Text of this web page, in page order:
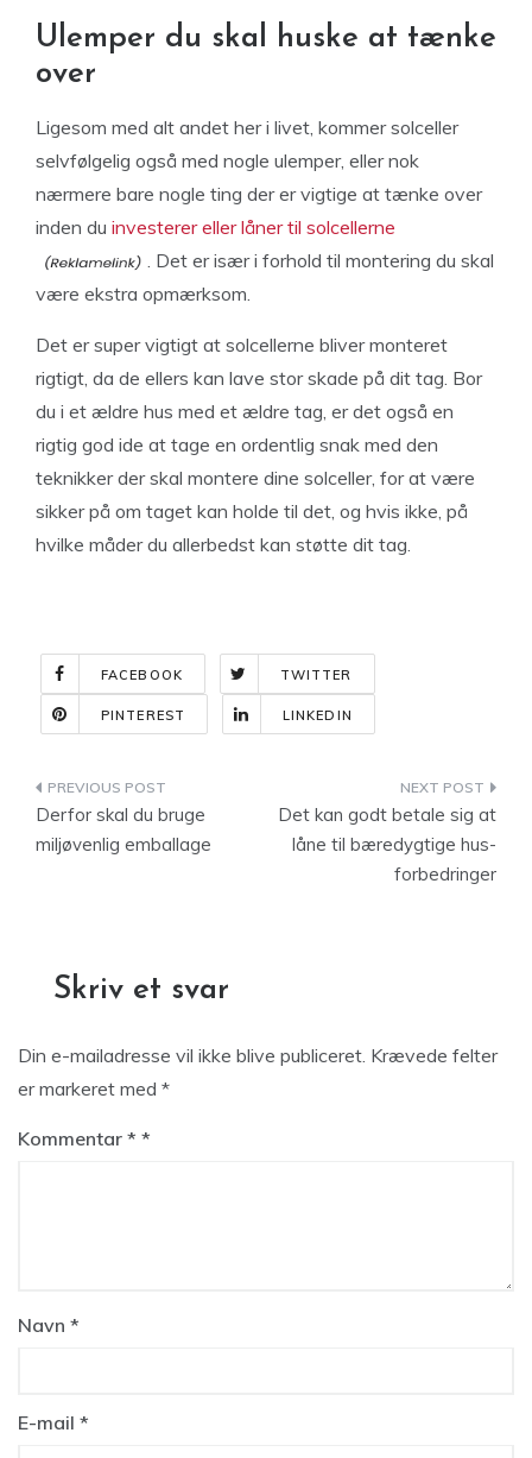
Ulemper du skal huske at tænke
over
Ligesom med alt andet her i livet, kommer solceller
selvfølgelig også med nogle ulemper, eller nok
nærmere bare nogle ting der er vigtige at tænke over
inden du investerer eller låner til solcellerne
. Det er især i forhold til montering du skal
være ekstra opmærksom.
Det er super vigtigt at solcellerne bliver monteret
rigtigt, da de ellers kan lave stor skade på dit tag. Bor
du i et ældre hus med et ældre tag, er det også en
rigtig god ide at tage en ordentlig snak med den
teknikker der skal montere dine solceller, for at være
sikker på om taget kan holde til det, og hvis ikke, på
hvilke måder du allerbedst kan støtte dit tag.
FACEBOOK TWITTER
PINTEREST LINKEDIN
Indlægsnavigation
Derfor skal du bruge
miljøvenlig emballage
Det kan godt betale sig at
låne til bæredygtige hus-
forbedringer
Skriv et svar
Din e-mailadresse vil ikke blive publiceret. Krævede felter
er markeret med *
Kommentar *
Navn *
E-mail *